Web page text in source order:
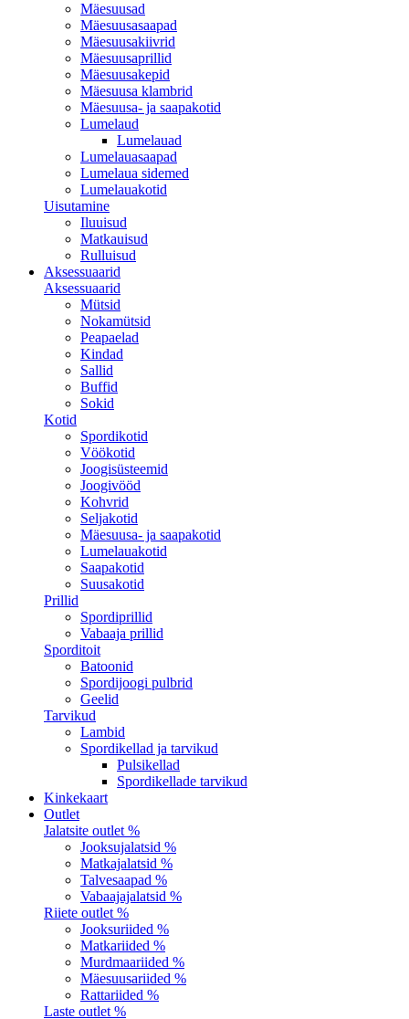
Mäesuusad
Mäesuusasaapad
Mäesuusakiivrid
Mäesuusaprillid
Mäesuusakepid
Mäesuusa klambrid
Mäesuusa- ja saapakotid
Lumelaud
Lumelauad
Lumelauasaapad
Lumelaua sidemed
Lumelauakotid
Uisutamine
Iluuisud
Matkauisud
Rulluisud
Aksessuaarid
Aksessuaarid
Mütsid
Nokamütsid
Peapaelad
Kindad
Sallid
Buffid
Sokid
Kotid
Spordikotid
Vöökotid
Joogisüsteemid
Joogivööd
Kohvrid
Seljakotid
Mäesuusa- ja saapakotid
Lumelauakotid
Saapakotid
Suusakotid
Prillid
Spordiprillid
Vabaaja prillid
Sporditoit
Batoonid
Spordijoogi pulbrid
Geelid
Tarvikud
Lambid
Spordikellad ja tarvikud
Pulsikellad
Spordikellade tarvikud
Kinkekaart
Outlet
Jalatsite outlet %
Jooksujalatsid %
Matkajalatsid %
Talvesaapad %
Vabaajajalatsid %
Riiete outlet %
Jooksuriided %
Matkariided %
Murdmaariided %
Mäesuusariided %
Rattariided %
Laste outlet %